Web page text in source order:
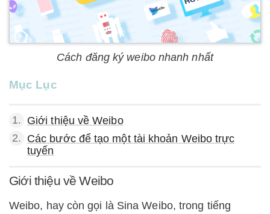
Cách đăng ký weibo nhanh nhất
Mục Lục
1. Giới thiệu về Weibo
2. Các bước để tạo một tài khoản Weibo trực
tuyến
Giới thiệu về Weibo
Weibo, hay còn gọi là Sina Weibo, trong tiếng